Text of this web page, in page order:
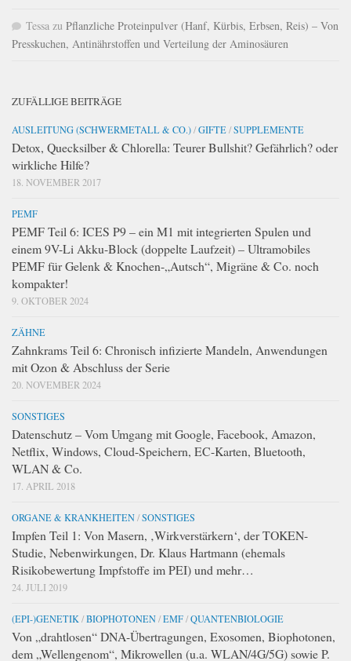
Tessa zu Pflanzliche Proteinpulver (Hanf, Kürbis, Erbsen, Reis) – Von
Presskuchen, Antinährstoffen und Verteilung der Aminosäuren
ZUFÄLLIGE BEITRÄGE
AUSLEITUNG (SCHWERMETALL & CO.)/GIFTE/SUPPLEMENTE
Detox, Quecksilber & Chlorella: Teurer Bullshit? Gefährlich? oder
wirkliche Hilfe?
18. NOVEMBER 2017
PEMF
PEMF Teil 6: ICES P9 – ein M1 mit integrierten Spulen und
einem 9V-Li Akku-Block (doppelte Laufzeit) – Ultramobiles
PEMF für Gelenk & Knochen-„Autsch“, Migräne & Co. noch
kompakter!
9. OKTOBER 2024
ZÄHNE
Zahnkrams Teil 6: Chronisch infizierte Mandeln, Anwendungen
mit Ozon & Abschluss der Serie
20. NOVEMBER 2024
SONSTIGES
Datenschutz – Vom Umgang mit Google, Facebook, Amazon,
Netflix, Windows, Cloud-Speichern, EC-Karten, Bluetooth,
WLAN & Co.
17. APRIL 2018
ORGANE & KRANKHEITEN/SONSTIGES
Impfen Teil 1: Von Masern, ‚Wirkverstärkern‘, der TOKEN-
Studie, Nebenwirkungen, Dr. Klaus Hartmann (ehemals
Risikobewertung Impfstoffe im PEI) und mehr…
24. JULI 2019
(EPI-)GENETIK /BIOPHOTONEN/EMF/QUANTENBIOLOGIE
Von „drahtlosen“ DNA-Übertragungen, Exosomen, Biophotonen,
dem „Wellengenom“, Mikrowellen (u.a. WLAN/4G/5G) sowie P.